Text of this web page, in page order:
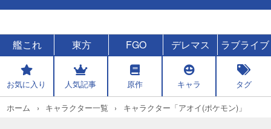
艦これ 東方 FGO デレマス ラブライブ
お気に入り 人気記事 原作 キャラ タグ
ホーム キャラクター一覧 キャラクター「アオイ(ポケモン)」